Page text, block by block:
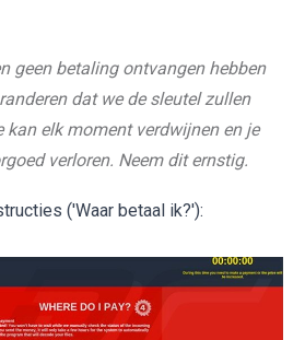
geen betaling ontvangen hebben
dat we de sleutel zullen
kan elk moment verdwijnen en je
verloren. Neem dit ernstig.
('Waar betaal ik?'):